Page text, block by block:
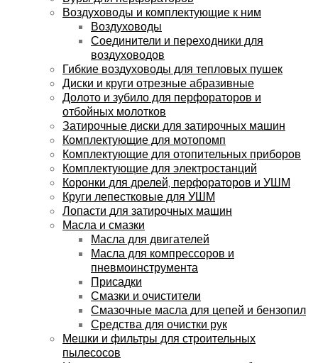
Воздуховоды и комплектующие к ним
Воздуховоды
Соединители и переходники для
воздуховодов
Гибкие воздуховоды для тепловых пушек
Диски и круги отрезные абразивные
Долото и зубило для перфораторов и
отбойных молотков
Затирочные диски для затирочных машин
Комплектующие для мотопомп
Комплектующие для отопительных приборов
Комплектующие для электростанций
Коронки для дрелей, перфораторов и УШМ
Круги лепестковые для УШМ
Лопасти для затирочных машин
Масла и смазки
Масла для двигателей
Масла для компрессоров и
пневмоинструмента
Присадки
Смазки и очистители
Смазочные масла для цепей и бензопил
Средства для очистки рук
Мешки и фильтры для строительных
пылесосов